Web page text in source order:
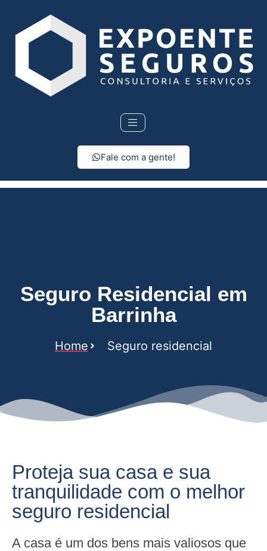
Fale com a gente!
Seguro Residencial em
Barrinha
Home Seguro residencial
Proteja sua casa e sua
tranquilidade com o melhor
seguro residencial
A casa é um dos bens mais valiosos que